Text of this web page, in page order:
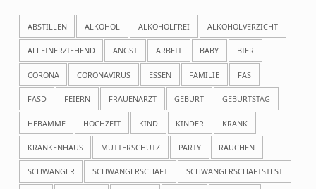
ABSTILLEN ALKOHOL ALKOHOLFREI ALKOHOLVERZICHT
ALLEINERZIEHEND ANGST ARBEIT BABY BIER
CORONA CORONAVIRUS ESSEN FAMILIE FAS
FASD FEIERN FRAUENARZT GEBURT GEBURTSTAG
HEBAMME HOCHZEIT KIND KINDER KRANK
KRANKENHAUS MUTTERSCHUTZ PARTY RAUCHEN
SCHWANGER SCHWANGERSCHAFT SCHWANGERSCHAFTSTEST